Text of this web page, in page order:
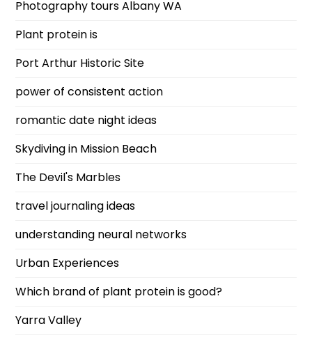
Photography tours Albany WA
Plant protein is
Port Arthur Historic Site
power of consistent action
romantic date night ideas
Skydiving in Mission Beach
The Devil's Marbles
travel journaling ideas
understanding neural networks
Urban Experiences
Which brand of plant protein is good?
Yarra Valley